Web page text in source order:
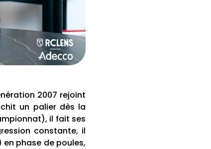
2007 rejoint
un palier dès la
il fait ses
constante, il
en phase de poules,